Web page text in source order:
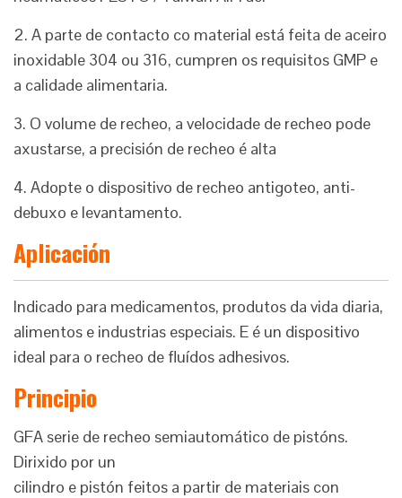
2. A parte de contacto co material está feita de aceiro
inoxidable 304 ou 316, cumpren os requisitos GMP e
a calidade alimentaria.
3. O volume de recheo, a velocidade de recheo pode
axustarse, a precisión de recheo é alta
4. Adopte o dispositivo de recheo antigoteo, anti-
debuxo e levantamento.
Aplicación
Indicado para medicamentos, produtos da vida diaria,
alimentos e industrias especiais. E é un dispositivo
ideal para o recheo de fluídos adhesivos.
Principio
GFA serie de recheo semiautomático de pistóns.
Dirixido por un
cilindro e pistón feitos a partir de materiais con